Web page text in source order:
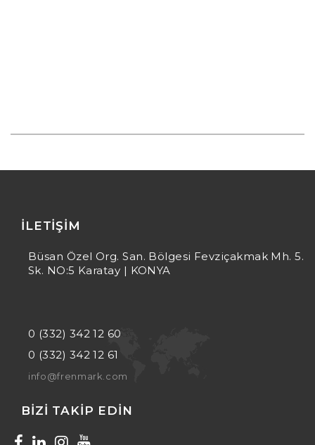
İLETIŞIM
Büsan Özel Org. San. Bölgesi Fevziçakmak Mh. 5.
Sk. NO:5 Karatay | KONYA
0 (332) 342 12 60
0 (332) 342 12 61
info@frenmark.com
BIZI TAKIP EDIN